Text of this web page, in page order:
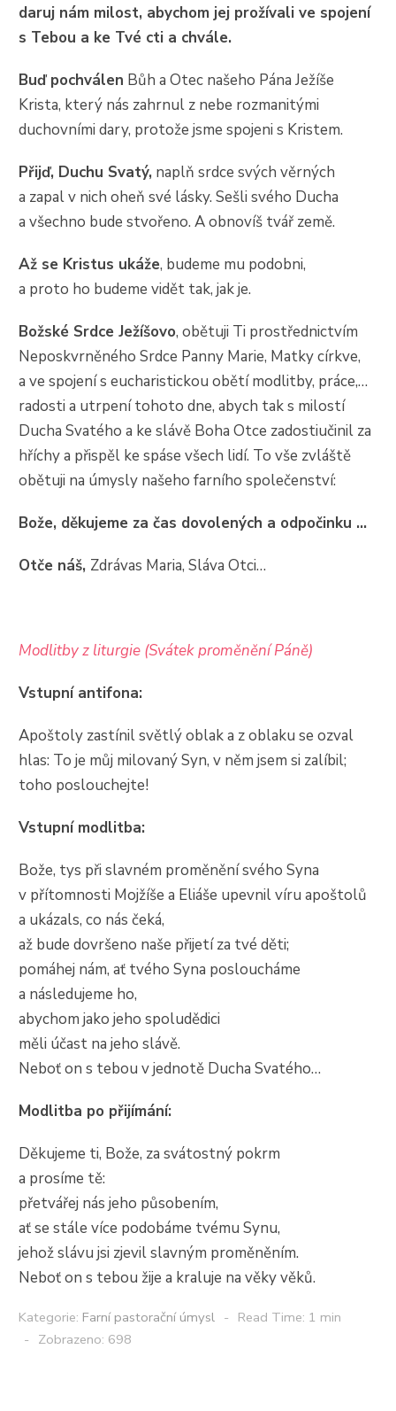
daruj nám milost, abychom jej prožívali ve spojení
s Tebou a ke Tvé cti a chvále.
Buď pochválen Bůh a Otec našeho Pána Ježíše
Krista, který nás zahrnul z nebe rozmanitými
duchovními dary, protože jsme spojeni s Kristem.
Přijď, Duchu Svatý, naplň srdce svých věrných
a zapal v nich oheň své lásky. Sešli svého Ducha
a všechno bude stvořeno. A obnovíš tvář země.
Až se Kristus ukáže, budeme mu podobni,
a proto ho budeme vidět tak, jak je.
Božské Srdce Ježíšovo, obětuji Ti prostřednictvím
Neposkvrněného Srdce Panny Marie, Matky církve,
a ve spojení s eucharistickou obětí modlitby, práce,…
radosti a utrpení tohoto dne, abych tak s milostí
Ducha Svatého a ke slávě Boha Otce zadostiučinil za
hříchy a přispěl ke spáse všech lidí. To vše zvláště
obětuji na úmysly našeho farního společenství:
Bože, děkujeme za čas dovolených a odpočinku …
Otče náš, Zdrávas Maria, Sláva Otci…
Modlitby z liturgie (Svátek proměnění Páně)
Vstupní antifona:
Apoštoly zastínil světlý oblak a z oblaku se ozval
hlas: To je můj milovaný Syn, v něm jsem si zalíbil;
toho poslouchejte!
Vstupní modlitba:
Bože, tys při slavném proměnění svého Syna
v přítomnosti Mojžíše a Eliáše upevnil víru apoštolů
a ukázals, co nás čeká,
až bude dovršeno naše přijetí za tvé děti;
pomáhej nám, ať tvého Syna posloucháme
a následujeme ho,
abychom jako jeho spoludědici
měli účast na jeho slávě.
Neboť on s tebou v jednotě Ducha Svatého…
Modlitba po přijímání:
Děkujeme ti, Bože, za svátostný pokrm
a prosíme tě:
přetvářej nás jeho působením,
ať se stále více podobáme tvému Synu,
jehož slávu jsi zjevil slavným proměněním.
Neboť on s tebou žije a kraluje na věky věků.
Kategorie: Farní pastorační úmysl
Read Time: 1 min
Zobrazeno: 698